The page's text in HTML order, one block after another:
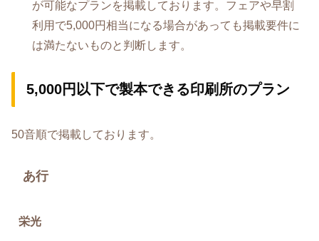
が可能なプランを掲載しております。フェアや早割
利用で5,000円相当になる場合があっても掲載要件に
は満たないものと判断します。
5,000円以下で製本できる印刷所のプラン
50音順で掲載しております。
あ行
栄光